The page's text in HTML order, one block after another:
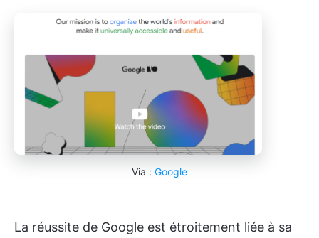
Via : Google
La réussite de Google est étroitement liée à sa